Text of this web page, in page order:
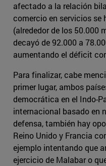
afectado a la relación
comercio en servicios se
(alrededor de los 50.000
decayó de 92.000 a
aumentando el déficit
Para finalizar, cabe
primer lugar, ambos
democrática en el Indo-
internacional basado en
defensa, también hay
Reino Unido y Francia
ejemplo intentando que
ejercicio de Malabar o